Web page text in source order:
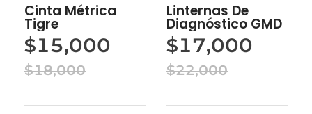
Cinta Métrica
Tigre
$15,000
$18,000
Linternas De
Diagnóstico GMD
$17,000
$22,000